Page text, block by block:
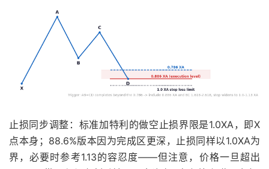
止损同步调整：标准加特利的做空止损界限是1.0XA，即X
点本身；88.6%版本因为完成区更深，止损同样以1.0XA为
界，必要时参考1.13的容忍度——但注意，价格一旦超出